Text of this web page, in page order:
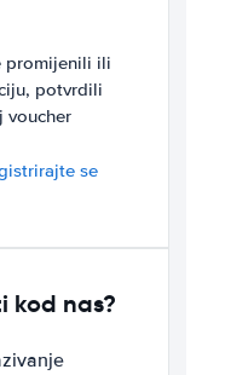
promijenili ili
potvrdili
voucher
se
kod nas?